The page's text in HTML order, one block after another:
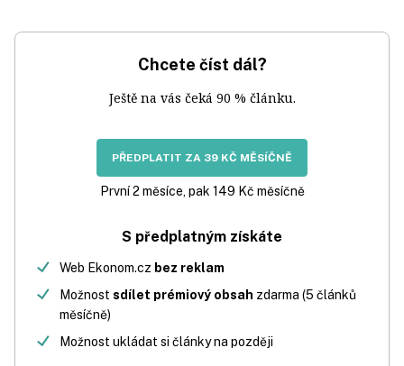
Chcete číst dál?
Ještě na vás čeká 90 % článku.
PŘEDPLATIT ZA 39 KČ MĚSÍČNĚ
První 2 měsíce, pak 149 Kč měsíčně
S předplatným získáte
Web Ekonom.cz bez reklam
Možnost sdílet prémiový obsah zdarma (5 článků
měsíčně)
Možnost ukládat si články na později